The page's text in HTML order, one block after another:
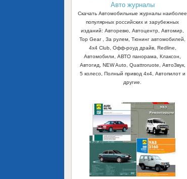
Авто журналы
Скачать Автомобильные журналы наиболее
популярных российских и зарубежных
изданий: Авторевю, Автоцентр, Автомир,
Top Gear , За рулем, Тюнинг автомобилей,
4x4 Club, Офф-роуд драйв, Redline,
Автомобили, АВТО панорама, Клаксон,
Автогид, NEW Auto, Quattroruote, АвтоЗвук,
5 колесо, Полный привод 4х4, Автопилот и
другие.